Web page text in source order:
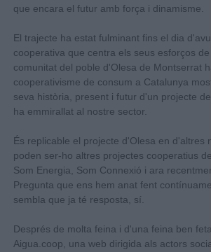
que encara el futur amb força i dinamisme.
El trajecte ha estat fulminant fins el dia
cooperativa que centra els seus esforços
comunitat del poble d'Olesa de Montserrat
cooperativisme de consum a Catalunya
seva història, present i futur d'un projecte
ha emmirallat al nostre sector.
És replicable el projecte d'Olesa en d'altres
poden ser-ho altres projectes cooperatius
Som Energia, Som Connexió i ara
Pregunta que ens hem anat fent
sembla que ja té resposta, sí.
Després de molta feina i d'una feina ben
Aigua.coop, una web dirigida als actors